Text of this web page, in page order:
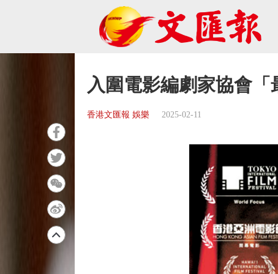
入圍電影編劇家協會
香港文匯報 娛樂 2025-02-11